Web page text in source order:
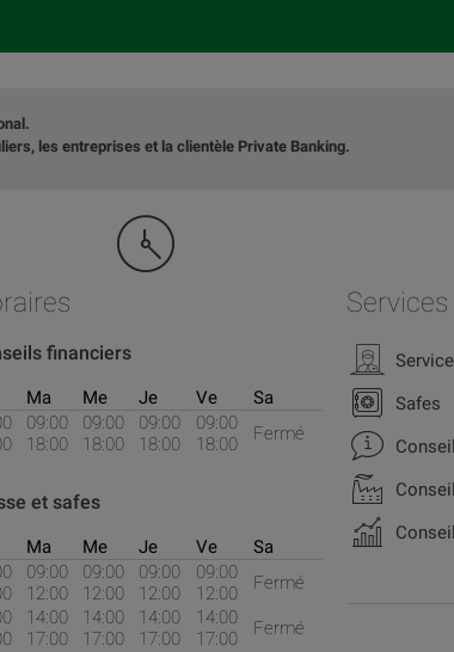
les entreprises et la clientèle Private Banking.
financiers
Ma Me Je Ve
Sa
09:00
18:00
09:00
18:00
09:00
18:00
09:00
18:00
Fermé
et safes
Ma Me Je Ve
Sa
09:00
12:00
09:00
12:00
09:00
12:00
09:00
12:00
Fermé
14:00
17:00
14:00
17:00
14:00
17:00
14:00
17:00
Fermé
Safes